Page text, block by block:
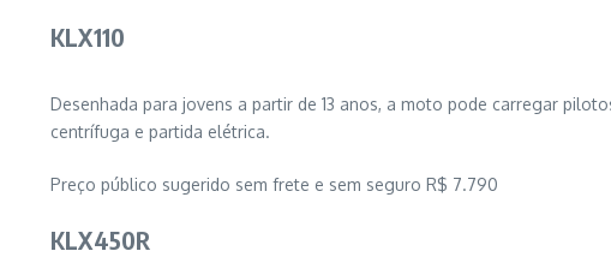
KLX110
Desenhada para jovens a partir de 13 anos, a moto pode carregar
centrífuga e partida elétrica.
Preço público sugerido sem frete e sem seguro R$ 7.790
KLX450R